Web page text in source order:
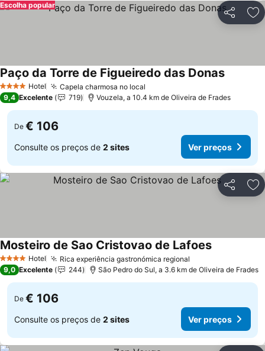
Partilhar
Escolha popular
4 EstrelasHotel Capela charmosa no local
Paço da Torre de Figueiredo das DonasVer
9,4 Excelente 719 Vouzela, a 10.4 km de Oliveira de Frades
De € 106
Consulte os preços de 2 sites Ver preços
Partilhar
4 EstrelasHotel Rica experiência gastronómica regional
Mosteiro de Sao Cristovao de LafoesVer preços
9,0 Excelente 244 São Pedro do Sul, a 3.6 km de Oliveira de Frades
De € 106
Consulte os preços de 2 sites Ver preços